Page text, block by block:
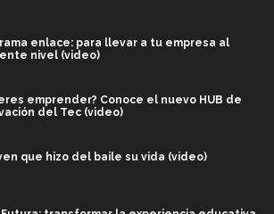
enlace: para llevar a tu empresa al
nivel (video)
emprender? Conoce el nuevo HUB de
del Tec (video)
que hizo del baile su vida (video)